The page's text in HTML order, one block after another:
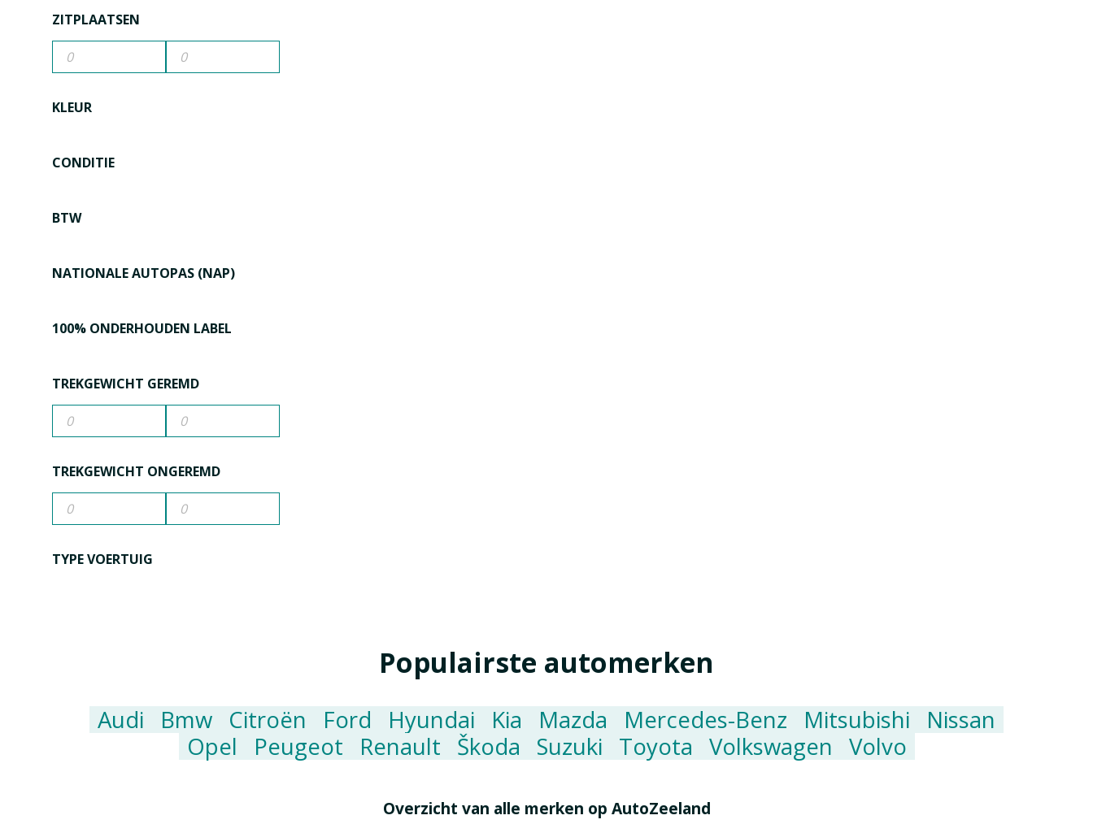
ZITPLAATSEN
KLEUR
CONDITIE
BTW
NATIONALE AUTOPAS (NAP)
100% ONDERHOUDEN LABEL
TREKGEWICHT GEREMD
TREKGEWICHT ONGEREMD
TYPE VOERTUIG
Populairste automerken
Audi Bmw Citroën Ford Hyundai Kia Mazda Mercedes-Benz Mitsubishi
Nissan
Opel
Peugeot Renault Škoda Suzuki Toyota Volkswagen Volvo
Overzicht van alle merken op AutoZeeland